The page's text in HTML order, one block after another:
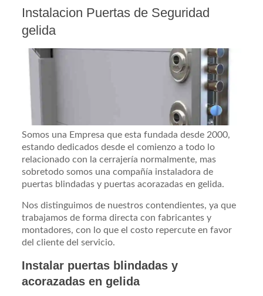
Instalacion Puertas de Seguridad
gelida
Somos una Empresa que esta fundada desde 2000,
estando dedicados desde el comienzo a todo lo
relacionado con la cerrajería normalmente, mas
sobretodo somos una compañía instaladora de
puertas blindadas y puertas acorazadas en gelida.
Nos distinguimos de nuestros contendientes, ya que
trabajamos de forma directa con fabricantes y
montadores, con lo que el costo repercute en favor
del cliente del servicio.
Instalar puertas blindadas y
acorazadas en gelida